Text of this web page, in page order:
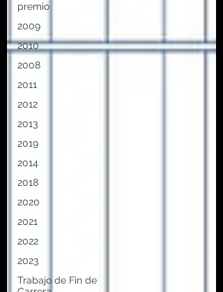
premio
2009
2010
2008
2011
2012
2013
2019
2014
2018
2020
2021
2022
2023
Trabajo de Fin de